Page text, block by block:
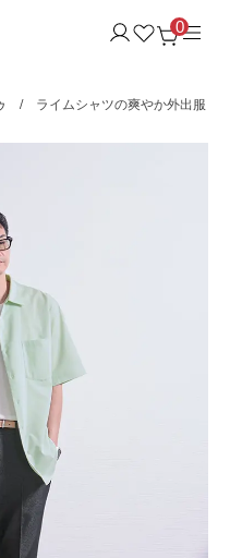
0
ライムシャツの爽やか外出服